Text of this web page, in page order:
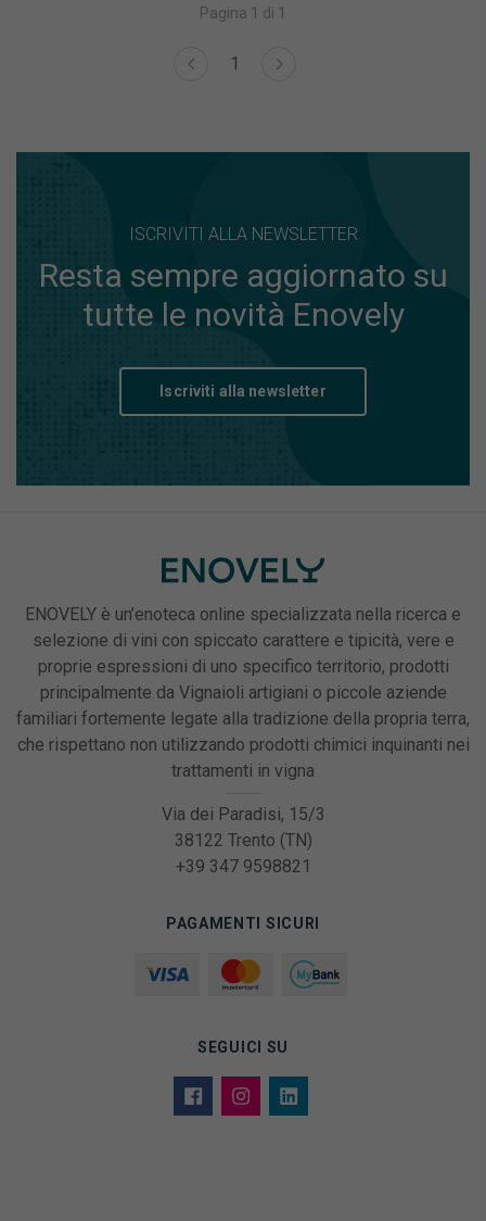
Pagina 1 di 1
1
ISCRIVITI ALLA NEWSLETTER
Resta sempre aggiornato su
tutte le novità Enovely
Iscriviti alla newsletter
ENOVELY è un’enoteca online specializzata nella ricerca e
selezione di vini con spiccato carattere e tipicità, vere e
proprie espressioni di uno specifico territorio, prodotti
principalmente da Vignaioli artigiani o piccole aziende
familiari fortemente legate alla tradizione della propria terra,
che rispettano non utilizzando prodotti chimici inquinanti nei
trattamenti in vigna
Via dei Paradisi, 15/3
38122 Trento (TN)
+39 347 9598821
PAGAMENTI SICURI
SEGUICI SU